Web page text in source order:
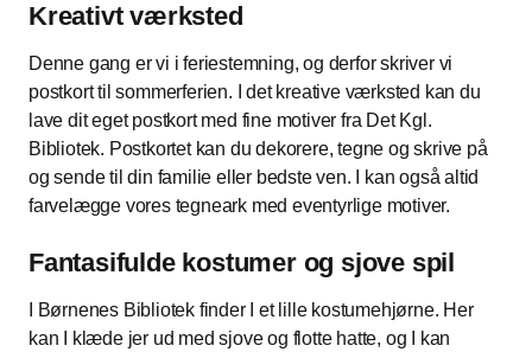
Kreativt værksted
Denne gang er vi i feriestemning, og derfor skriver vi
postkort til sommerferien. I det kreative værksted kan du
lave dit eget postkort med fine motiver fra Det Kgl.
Bibliotek. Postkortet kan du dekorere, tegne og skrive på
og sende til din familie eller bedste ven. I kan også altid
farvelægge vores tegneark med eventyrlige motiver.
Fantasifulde kostumer og sjove spil
I Børnenes Bibliotek finder I et lille kostumehjørne. Her
kan I klæde jer ud med sjove og flotte hatte, og I kan